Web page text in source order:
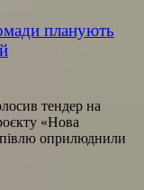
планують
тендер на
«Нова
оприлюднили